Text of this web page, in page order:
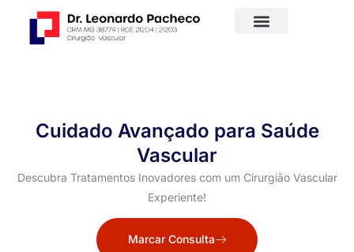
Cuidado Avançado para Saúde
Vascular
Descubra Tratamentos Inovadores com um Cirurgião Vascular
Experiente!
Marcar Consulta